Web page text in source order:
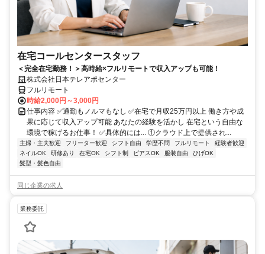
在宅コールセンタースタッフ
＜完全在宅勤務！＞高時給×フルリモートで収入アップも可能！
株式会社日本テレアポセンター
フルリモート
時給2,000円～3,000円
仕事内容 ✅通勤もノルマもなし ✅在宅で月収25万円以上 働き方や成
果に応じて収入アップ可能 あなたの経験を活かし 在宅という自由な
環境で稼げるお仕事！ ✅具体的には... ①クラウド上で提供され...
主婦・主夫歓迎 フリーター歓迎 シフト自由 学歴不問 フルリモート
経験者歓迎
ネイルOK
研修あり 在宅OK シフト制 ピアスOK 服装自由
ひげOK
髪型・髪色自由
同じ企業の求人
業務委託